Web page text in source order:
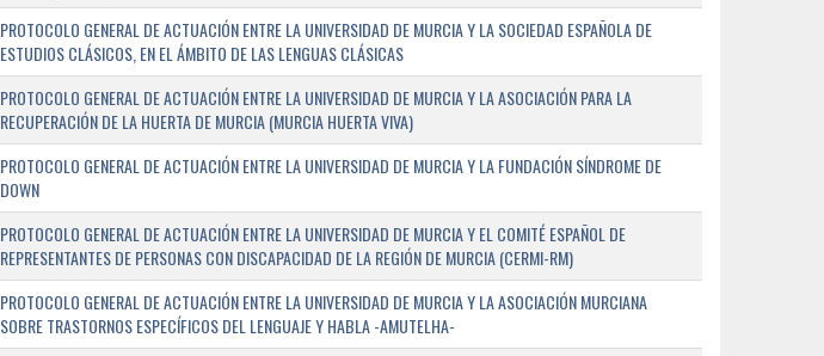
PROTOCOLO GENERAL DE ACTUACIÓN ENTRE LA UNIVERSIDAD DE MURCIA Y LA SOCIEDAD ESPAÑOLA DE
ESTUDIOS CLÁSICOS, EN EL ÁMBITO DE LAS LENGUAS CLÁSICAS
PROTOCOLO GENERAL DE ACTUACIÓN ENTRE LA UNIVERSIDAD DE MURCIA Y LA ASOCIACIÓN PARA LA
RECUPERACIÓN DE LA HUERTA DE MURCIA (MURCIA HUERTA VIVA)
PROTOCOLO GENERAL DE ACTUACIÓN ENTRE LA UNIVERSIDAD DE MURCIA Y LA FUNDACIÓN SÍNDROME DE
DOWN
PROTOCOLO GENERAL DE ACTUACIÓN ENTRE LA UNIVERSIDAD DE MURCIA Y EL COMITÉ ESPAÑOL DE
REPRESENTANTES DE PERSONAS CON DISCAPACIDAD DE LA REGIÓN DE MURCIA (CERMI-RM)
PROTOCOLO GENERAL DE ACTUACIÓN ENTRE LA UNIVERSIDAD DE MURCIA Y LA ASOCIACIÓN MURCIANA
SOBRE TRASTORNOS ESPECÍFICOS DEL LENGUAJE Y HABLA -AMUTELHA-